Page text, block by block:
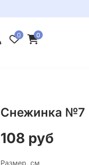
0 0
Снежинка №7
108 руб
Размер, см